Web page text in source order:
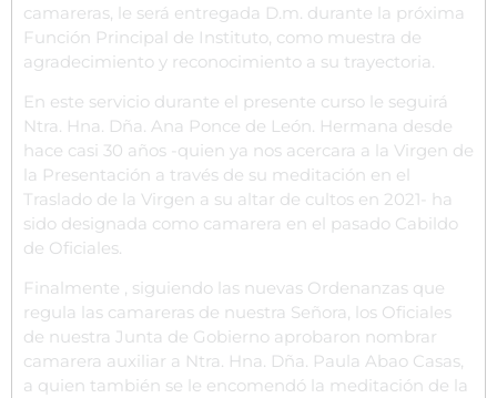
camareras, le será entregada D.m. durante la próxima
Función Principal de Instituto, como muestra de
agradecimiento y reconocimiento a su trayectoria.
En este servicio durante el presente curso le seguirá
Ntra. Hna. Dña. Ana Ponce de León. Hermana desde
hace casi 30 años -quien ya nos acercara a la Virgen de
la Presentación a través de su meditación en el
Traslado de la Virgen a su altar de cultos en 2021- ha
sido designada como camarera en el pasado Cabildo
de Oficiales.
Finalmente , siguiendo las nuevas Ordenanzas que
regula las camareras de nuestra Señora, los Oficiales
de nuestra Junta de Gobierno aprobaron nombrar
camarera auxiliar a Ntra. Hna. Dña. Paula Abao Casas,
a quien también se le encomendó la meditación de la